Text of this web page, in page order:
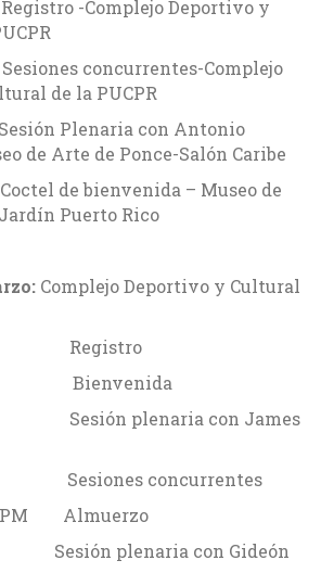
-Complejo Deportivo y
concurrentes-Complejo
de la PUCPR
Plenaria con Antonio
de Arte de Ponce-Salón Caribe
de bienvenida – Museo de
Puerto Rico
Complejo Deportivo y Cultural
Registro
Sesión plenaria con James
Sesiones concurrentes
PM Almuerzo
Sesión plenaria con Gideón